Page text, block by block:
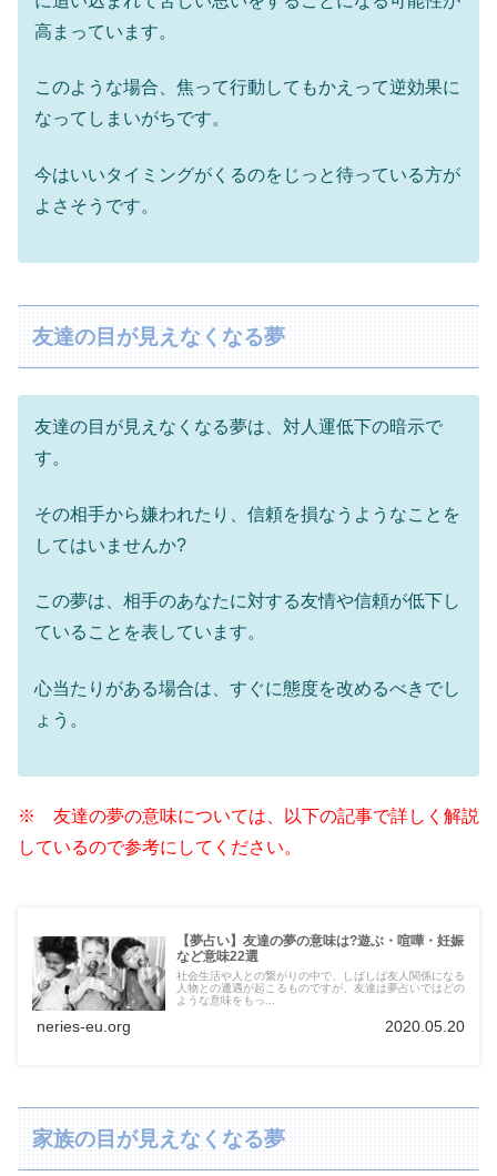
高まっています。
このような場合、焦って行動してもかえって逆効果に
なってしまいがちです。
今はいいタイミングがくるのをじっと待っている方が
よさそうです。
友達の目が見えなくなる夢
友達の目が見えなくなる夢は、対人運低下の暗示で
す。
その相手から嫌われたり、信頼を損なうようなことを
してはいませんか?
この夢は、相手のあなたに対する友情や信頼が低下し
ていることを表しています。
心当たりがある場合は、すぐに態度を改めるべきでし
ょう。
※ 友達の夢の意味については、以下の記事で詳しく解説
しているので参考にしてください。
【夢占い】友達の夢の意味は?遊ぶ・喧嘩・妊娠
など意味22選
社会生活や人との繋がりの中で、しばしば友人関係になる
人物との遭遇が起こるものですが、友達は夢占いではどの
ような意味をもっ...
neries-eu.org 2020.05.20
家族の目が見えなくなる夢